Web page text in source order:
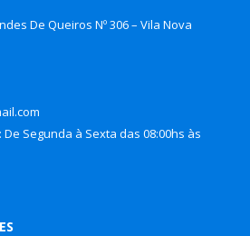
De Queiros Nº 306 – Vila Nova
Segunda à Sexta das 08:00hs às